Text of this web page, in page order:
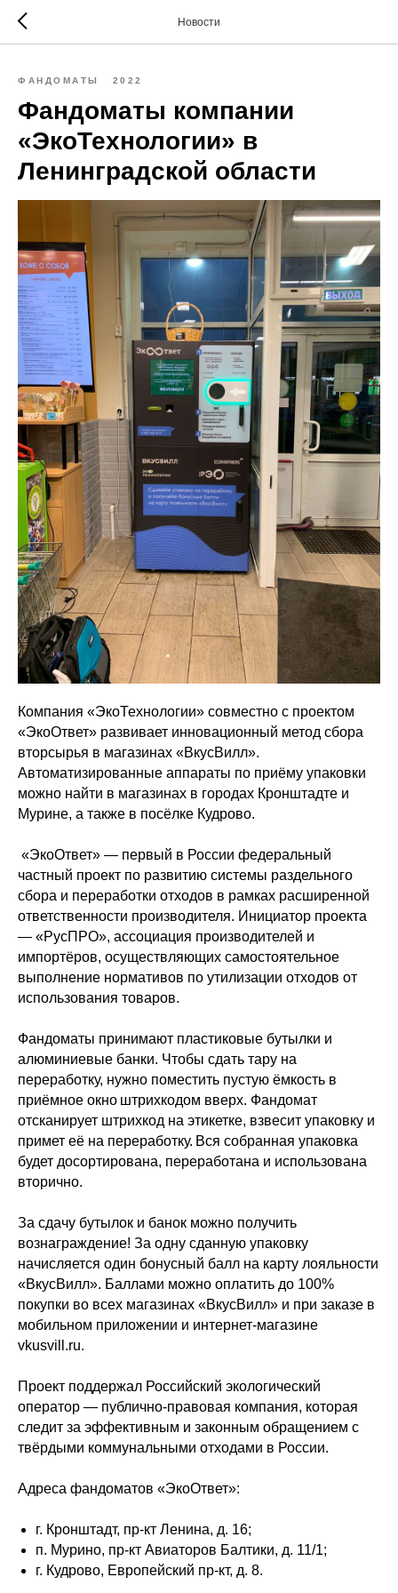
Новости
ФАНДОМАТЫ 2022
Фандоматы компании
«ЭкоТехнологии» в
Ленинградской области
Компания «ЭкоТехнологии» совместно с проектом
«ЭкоОтвет» развивает инновационный метод сбора
вторсырья в магазинах «ВкусВилл».
Автоматизированные аппараты по приёму упаковки
можно найти в магазинах в городах Кронштадте и
Мурине, а также в посёлке Кудрово.
«ЭкоОтвет» — первый в России федеральный
частный проект по развитию системы раздельного
сбора и переработки отходов в рамках расширенной
ответственности производителя. Инициатор проекта
— «РусПРО», ассоциация производителей и
импортёров, осуществляющих самостоятельное
выполнение нормативов по утилизации отходов от
использования товаров.
Фандоматы принимают пластиковые бутылки и
алюминиевые банки. Чтобы сдать тару на
переработку, нужно поместить пустую ёмкость в
приёмное окно штрихкодом вверх. Фандомат
отсканирует штрихкод на этикетке, взвесит упаковку и
примет её на переработку. Вся собранная упаковка
будет досортирована, переработана и использована
вторично.
За сдачу бутылок и банок можно получить
вознаграждение! За одну сданную упаковку
начисляется один бонусный балл на карту лояльности
«ВкусВилл». Баллами можно оплатить до 100%
покупки во всех магазинах «ВкусВилл» и при заказе в
мобильном приложении и интернет-магазине
vkusvill.ru.
Проект поддержал Российский экологический
оператор — публично-правовая компания, которая
следит за эффективным и законным обращением с
твёрдыми коммунальными отходами в России.
Адреса фандоматов «ЭкоОтвет»:
г. Кронштадт, пр-кт Ленина, д. 16;
п. Мурино, пр-кт Авиаторов Балтики, д. 11/1;
г. Кудрово, Европейский пр-кт, д. 8.